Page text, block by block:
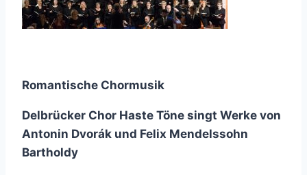
Romantische Chormusik
Delbrücker Chor Haste Töne singt Werke von
Antonin Dvorák und Felix Mendelssohn
Bartholdy